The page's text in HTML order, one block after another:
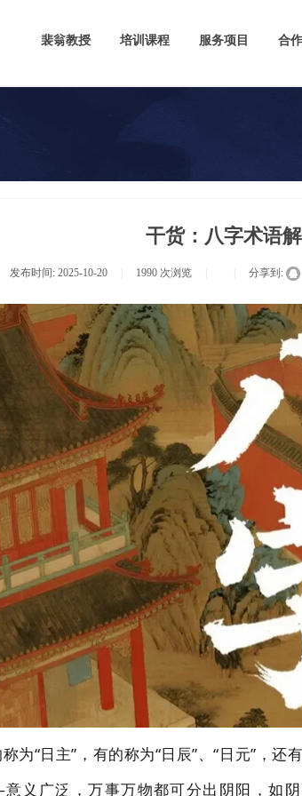
裴翁教授 培训课程 服务项目 合
干货：八字术语
发布时间: 2025-10-20 1990 次浏览 分享到:
为“日主”，有的称为“日辰”、“日元”，还
义广泛，万事万物都可分出阴阳，如阴